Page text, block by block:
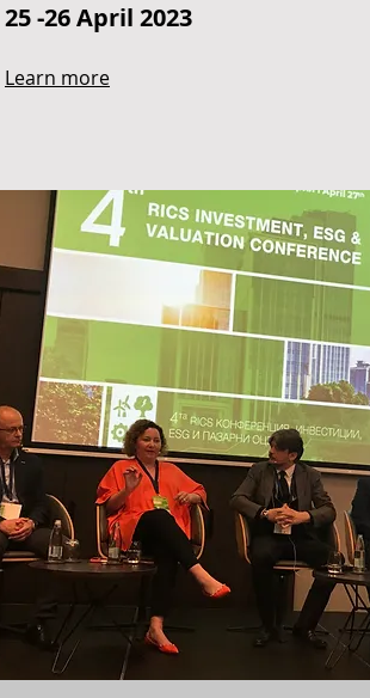
25 -26 April 2023
Learn more